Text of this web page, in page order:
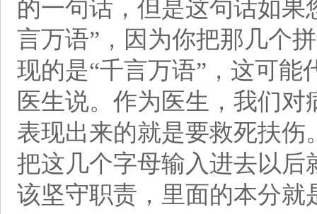
的一句话，但是这句话如果
言万语”，因为你把那几个
现的是“千言万语”，这可
医生说。作为医生，我们
表现出来的就是要救死扶
把这几个字母输入进去以后
该坚守职责，里面的本分就